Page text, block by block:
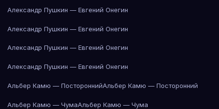
Александр Пушкин — Евгений Онегин
Александр Пушкин — Евгений Онегин
Александр Пушкин — Евгений Онегин
Александр Пушкин — Евгений Онегин
Альбер Камю — ПостороннийАльбер Камю — Посторонний
Альбер Камю — ЧумаАльбер Камю — Чума